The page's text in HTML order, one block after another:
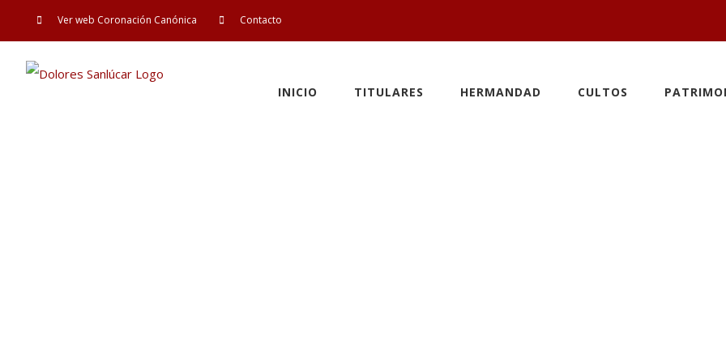
al
contenido
Ver web Coronación Canónica Contacto
INICIO TITULARES HERMANDAD CULTOS